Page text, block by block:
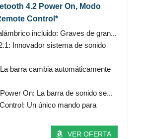
4.2 Power On, Modo
Control*
incluido: Graves de gran...
Innovador sistema de sonido
barra cambia automáticamente
On: La barra de sonido se...
Un único mando para
VER OFERTA